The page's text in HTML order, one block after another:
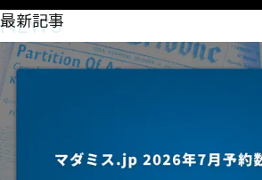
NEWS
最新記事